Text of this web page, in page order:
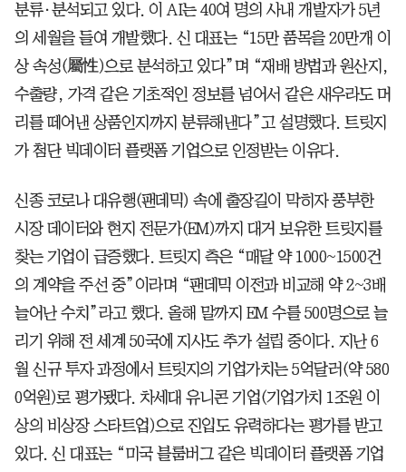
분류·분석되고 있다. 이 AI는 40여 명의 사내 개발자가 5년
의 세월을 들여 개발했다. 신 대표는 “15만 품목을 20만개 이
상 속성(屬性)으로 분석하고 있다”며 “재배 방법과 원산지,
수출량, 가격 같은 기초적인 정보를 넘어서 같은 새우라도 머
리를 떼어낸 상품인지까지 분류해낸다”고 설명했다. 트릿지
가 첨단 빅데이터 플랫폼 기업으로 인정받는 이유다.
신종 코로나 대유행(팬데믹) 속에 출장길이 막히자 풍부한
시장 데이터와 현지 전문가(EM)까지 대거 보유한 트릿지를
찾는 기업이 급증했다. 트릿지 측은 “매달 약 1000~1500건
의 계약을 주선 중”이라며 “팬데믹 이전과 비교해 약 2~3배
늘어난 수치”라고 했다. 올해 말까지 EM 수를 500명으로 늘
리기 위해 전 세계 50국에 지사도 추가 설립 중이다. 지난 6
월 신규 투자 과정에서 트릿지의 기업가치는 5억달러(약 580
0억원)로 평가됐다. 차세대 유니콘 기업(기업가치 1조원 이
상의 비상장 스타트업)으로 진입도 유력하다는 평가를 받고
있다. 신 대표는 “미국 블룸버그 같은 빅데이터 플랫폼 기업